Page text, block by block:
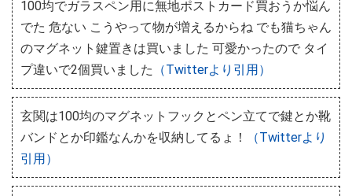
100均でガラスペン用に無地ポストカード買おうか悩ん
でた 危ない こうやって物が増えるからね でも猫ちゃん
のマグネット鍵置きは買いました 可愛かったので タイ
プ違いで2個買いました
（Twitterより引用）
玄関は100均のマグネットフックとペン立てで鍵とか靴
バンドとか印鑑なんかを収納してるょ！
（Twitterより
引用）